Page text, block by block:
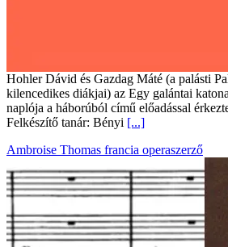
Hohler Dávid és Gazdag Máté (a palásti
kilencedikes diákjai) az Egy galántai
naplója a háborúból című előadással
Felkészítő tanár: Bényi [...]
Ambroise Thomas francia operaszerző